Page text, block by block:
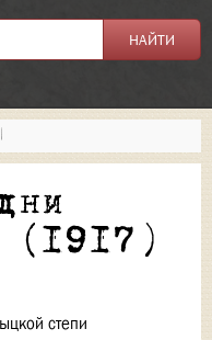
|
(1917)
степи